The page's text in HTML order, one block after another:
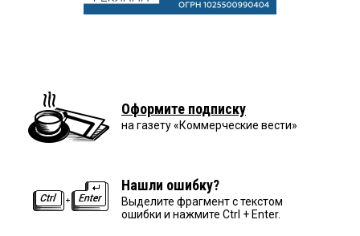
Оформите подписку
на газету «Коммерческие вести»
Нашли ошибку?
Выделите фрагмент с текстом
ошибки и нажмите Ctrl + Enter.